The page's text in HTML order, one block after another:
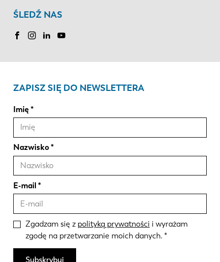
ŚLEDŹ NAS
ZAPISZ SIĘ DO NEWSLETTERA
Imię
Nazwisko
E-mail
Zgadzam się z polityką prywatności i wyrażam
zgodę na przetwarzanie moich danych.
Subskrybuj